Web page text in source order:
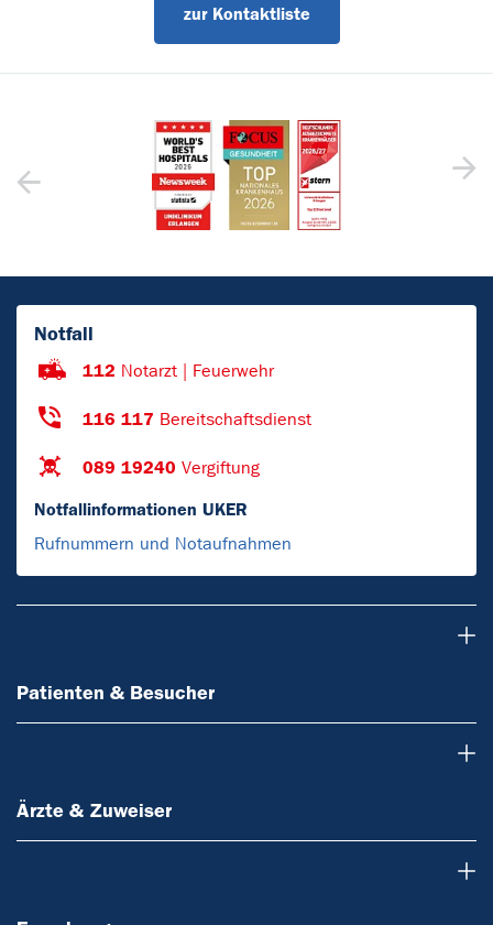
zur Kontaktliste
Notfall
112 Notarzt | Feuerwehr
116 117 Bereitschaftsdienst
089 19240 Vergiftung
Notfallinformationen UKER
Rufnummern und Notaufnahmen
Patienten & Besucher
Ärzte & Zuweiser